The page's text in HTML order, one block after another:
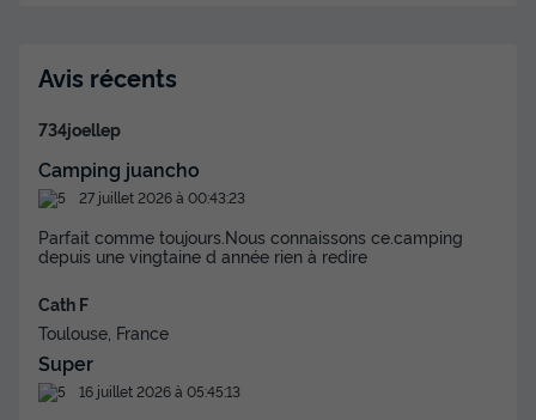
Avis récents
734joellep
Camping juancho
27 juillet 2026 à 00:43:23
Parfait comme toujours.Nous connaissons ce.camping
depuis une vingtaine d année rien à redire
Cath F
Toulouse, France
Super
16 juillet 2026 à 05:45:13